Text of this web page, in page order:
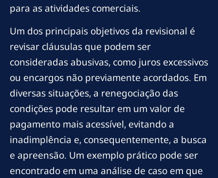
para as atividades comerciais.
Um dos principais objetivos da revisional é
revisar cláusulas que podem ser
consideradas abusivas, como juros excessivos
ou encargos não previamente acordados. Em
diversas situações, a renegociação das
condições pode resultar em um valor de
pagamento mais acessível, evitando a
inadimplência e, consequentemente, a busca
e apreensão. Um exemplo prático pode ser
encontrado em uma análise de caso em que